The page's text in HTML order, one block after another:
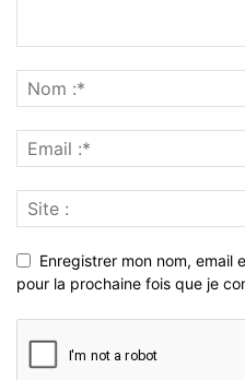
Enregistrer mon nom, email
pour la prochaine fois que je